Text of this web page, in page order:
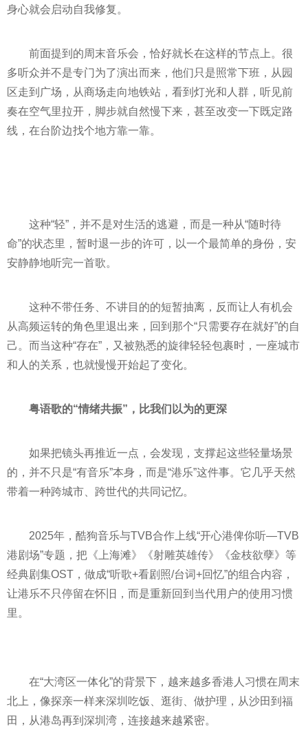
身心就会启动自我修复。
前面提到的周末音乐会，恰好就长在这样的节点上。很
多听众并不是专门为了演出而来，他们只是照常下班，从园
区走到广场，从商场走向地铁站，看到灯光和人群，听见前
奏在空气里拉开，脚步就自然慢下来，甚至改变一下既定路
线，在台阶边找个地方靠一靠。
这种“轻”，并不是对生活的逃避，而是一种从“随时待
命”的状态里，暂时退一步的许可，以一个最简单的身份，安
安静静地听完一首歌。
这种不带任务、不讲目的的短暂抽离，反而让人有机会
从高频运转的角色里退出来，回到那个“只需要存在就好”的自
己。而当这种“存在”，又被熟悉的旋律轻轻包裹时，一座城市
和人的关系，也就慢慢开始起了变化。
粤语歌的“情绪共振”，比我们以为的更深
如果把镜头再推近一点，会发现，支撑起这些轻量场景
的，并不只是“有音乐”本身，而是“港乐”这件事。它几乎天然
带着一种跨城市、跨世代的共同记忆。
2025年，酷狗音乐与TVB合作上线“开心港俾你听—TVB
港剧场”专题，把《上海滩》《射雕英雄传》《金枝欲孽》等
经典剧集OST，做成“听歌+看剧照/台词+回忆”的组合内容，
让港乐不只停留在怀旧，而是重新回到当代用户的使用习惯
里。
在“大湾区一体化”的背景下，越来越多香港人习惯在周末
北上，像探亲一样来深圳吃饭、逛街、做护理，从沙田到福
田，从港岛再到深圳湾，连接越来越紧密。